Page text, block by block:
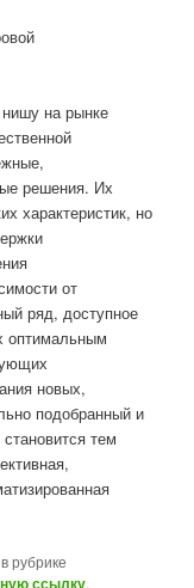
на рынке
решения. Их
характеристик, но
от
ряд, доступное
оптимальным
новых,
подобранный и
тем
в рубрике
.